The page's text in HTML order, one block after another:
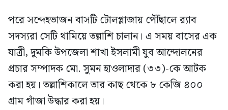
পরে সন্দেহভাজন বাসটি টোলপ্লাজায় পৌঁছালে র‍্যাব
সদস্যরা সেটি থামিয়ে তল্লাশি চালান। এ সময় বাসের এক
যাত্রী, দুমকি উপজেলা শাখা ইসলামী যুব আন্দোলনের
প্রচার সম্পাদক মো. সুমন হাওলাদার (৩৩)-কে আটক
করা হয়। তল্লাশিকালে তার কাছ থেকে ৮ কেজি ৪০০
গ্রাম গাঁজা উদ্ধার করা হয়।